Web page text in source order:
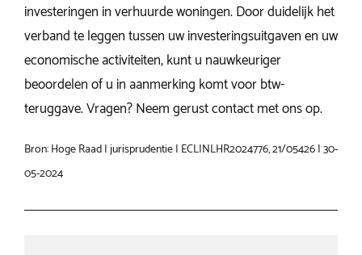
investeringen in verhuurde woningen. Door duidelijk het
verband te leggen tussen uw investeringsuitgaven en uw
economische activiteiten, kunt u nauwkeuriger
beoordelen of u in aanmerking komt voor btw-
teruggave. Vragen? Neem gerust contact met ons op.
Bron: Hoge Raad | jurisprudentie | ECLINLHR2024776, 21/05426 | 30-
05-2024